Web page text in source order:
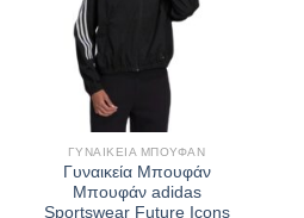
ΓΥΝΑΙΚΕΊΑ ΜΠΟΥΦΆΝ
Γυναικεία Μπουφάν
Μπουφάν adidas
Sportswear Future Icons